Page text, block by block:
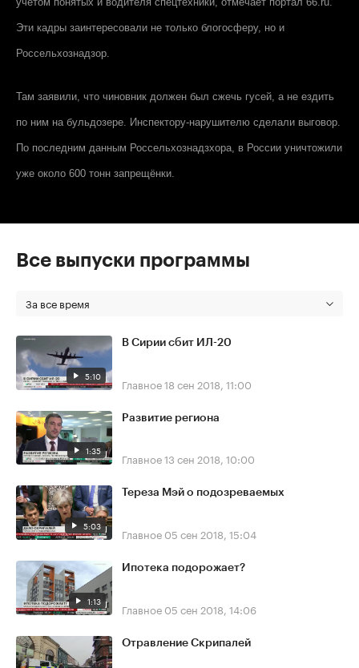
Эти кадры заинтересовали не только блогосферу, но и
Россельхознадзор.
Там заявили, что чиновник должен был сжечь гусей, а не ездить
по ним на бульдозере. Инспектору-нарушителю сделали выговор.
По последним данным Россельхознадзхора, в России уничтожили
уже около 600 тонн запрещёнки.
Все выпуски программы
За все время
5:10
В Сирии сбит ИЛ-20
Главное18 сен 2018, 11:00
1:35
Развитие региона
Главное13 сен 2018, 10:00
5:03
Тереза Мэй о подозреваемых
Главное 05 сен 2018, 15:04
1:13
Ипотека подорожает?
Главное 05 сен 2018, 14:06
Отравление Скрипалей